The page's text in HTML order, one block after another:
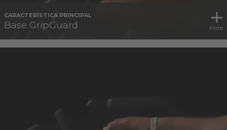
CARACTERÍSTICA PRINCIPAL
Base GripGuard More